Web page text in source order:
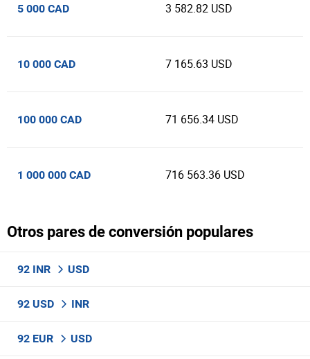
5 000 CAD 3 582.82 USD
10 000 CAD 7 165.63 USD
100 000 CAD 71 656.34 USD
1 000 000 CAD 716 563.36 USD
Otros pares de conversión populares
92 INR USD
92 USD INR
92 EUR USD